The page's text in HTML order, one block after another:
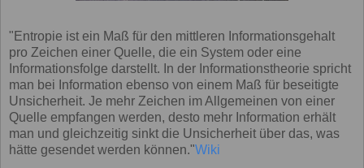
"Entropie ist ein Maß für den mittleren Informationsgehalt
pro Zeichen einer Quelle, die ein System oder eine
Informationsfolge darstellt. In der Informationstheorie spricht
man bei Information ebenso von einem Maß für beseitigte
Unsicherheit. Je mehr Zeichen im Allgemeinen von einer
Quelle empfangen werden, desto mehr Information erhält
man und gleichzeitig sinkt die Unsicherheit über das, was
hätte gesendet werden können."Wiki